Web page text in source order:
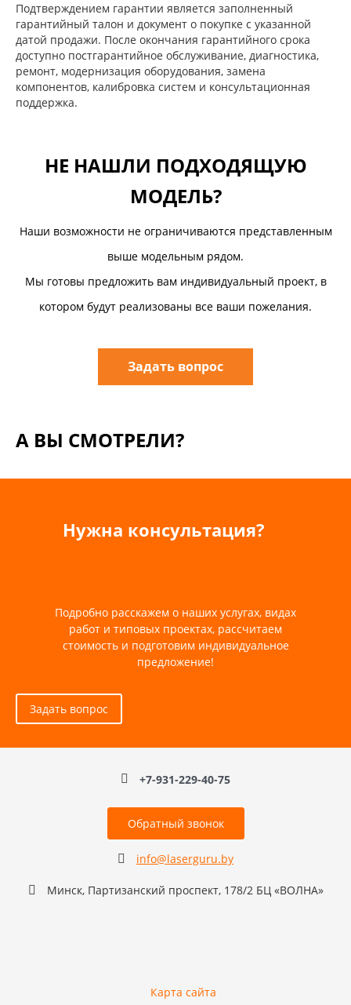
Подтверждением гарантии является заполненный
гарантийный талон и документ о покупке с указанной
датой продажи. После окончания гарантийного срока
доступно постгарантийное обслуживание, диагностика,
ремонт, модернизация оборудования, замена
компонентов, калибровка систем и консультационная
поддержка.
НЕ НАШЛИ ПОДХОДЯЩУЮ
МОДЕЛЬ?
Наши возможности не ограничиваются представленным
выше модельным рядом.
Мы готовы предложить вам индивидуальный проект, в
котором будут реализованы все ваши пожелания.
Задать вопрос
А ВЫ СМОТРЕЛИ?
Нужна консультация?
Подробно расскажем о наших услугах, видах
работ и типовых проектах, рассчитаем
стоимость и подготовим индивидуальное
предложение!
Задать вопрос
+7-931-229-40-75
Обратный звонок
info@laserguru.by
Минск, Партизанский проспект, 178/2 БЦ «ВОЛНА»
Карта сайта